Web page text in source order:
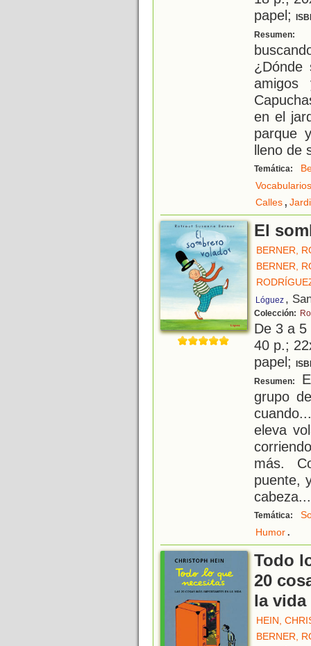
papel;
Resumen:
¿Dónde
en el
parque
lleno de
Temática:
Vocabularios
Calles,
El
BERNER,
BERNER,
Lóguez ,
Colección:
De 3 a
40 p.;
papel;
Resumen:
grupo
eleva
más.
puente,
cabeza...
Temática:
Humor.
Todo
20
la vida
HEIN,
BERNER,